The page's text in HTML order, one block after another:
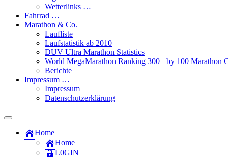
Wetterlinks …
Fahrrad …
Marathon & Co.
Laufliste
Laufstatistik ab 2010
DUV Ultra Marathon Statistics
World MegaMarathon Ranking 300+ by 100 Marathon
Berichte
Impressum …
Impressum
Datenschutzerklärung
Toggle
field
Home
Home
L​0​​GIN